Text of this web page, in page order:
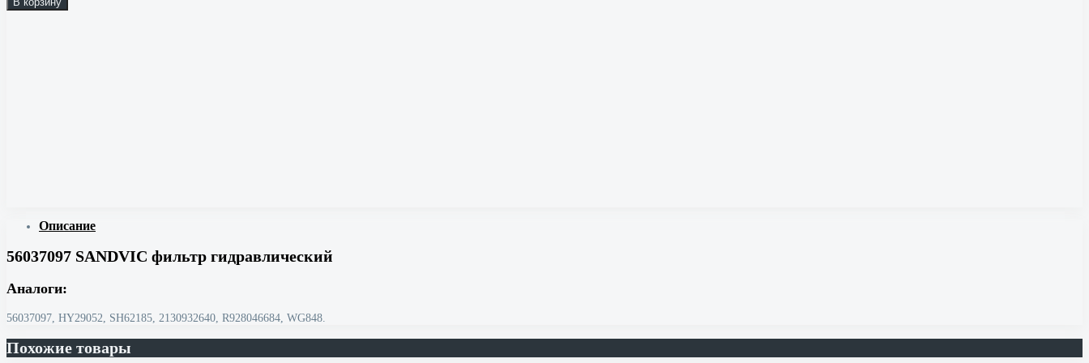
Описание
56037097 SANDVIC фильтр гидравлический
Аналоги:
56037097, HY29052, SH62185, 2130932640, R928046684, WG848.
Похожие товары